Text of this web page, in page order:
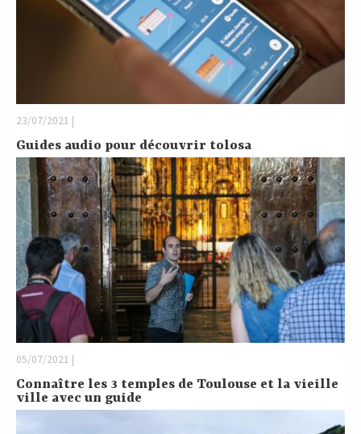
23/07/2021 |
Guides audio pour découvrir tolosa
05/07/2021 |
Connaître les 3 temples de Toulouse et la vieille
ville avec un guide